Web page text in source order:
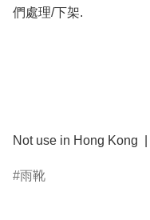
們處理/下架.
Not use in Hong Kong
雨靴